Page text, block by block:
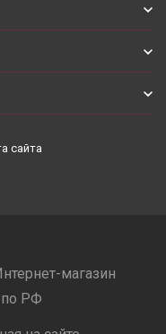
сайта
магазин
по РФ